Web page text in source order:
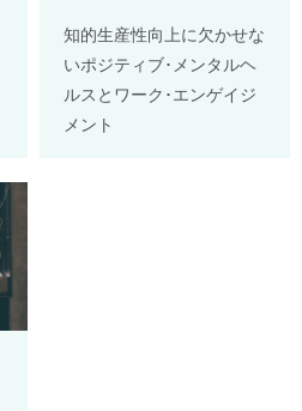
知的生産性向上に欠かせな
いポジティブ･メンタルヘ
ルスとワーク･エンゲイジ
メント